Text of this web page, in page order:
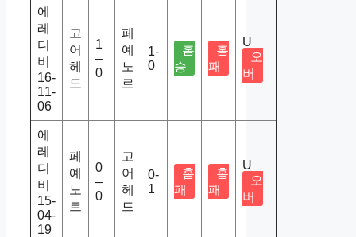
에
레
디
비
16-
11-
06
고
어
헤
드
1
–
0
페
예
노
르
1-
0
홈
승
홈
패
U
오
버
에
레
디
비
15-
04-
19
페
예
노
르
0
–
0
고
어
헤
드
0-
1
홈
패
홈
패
U
오
버